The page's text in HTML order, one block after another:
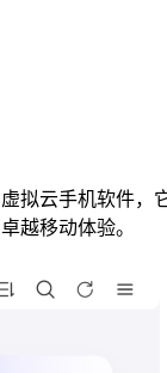
拟云手机软件，
越移动体验。